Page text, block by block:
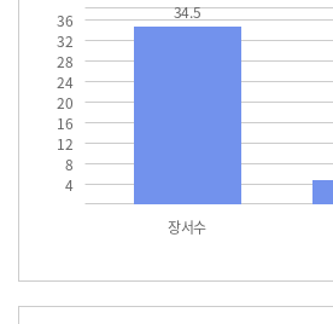
4
8
12
16
20
24
28
32
36
장서수
34.5